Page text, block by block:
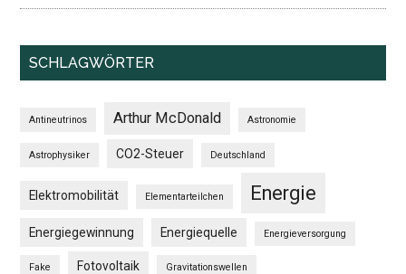
SCHLAGWÖRTER
Antineutrinos Arthur McDonald Astronomie
Astrophysiker CO2-Steuer Deutschland
Elektromobilität Elementarteilchen Energie
Energiegewinnung Energiequelle Energieversorgung
Fake Fotovoltaik Gravitationswellen